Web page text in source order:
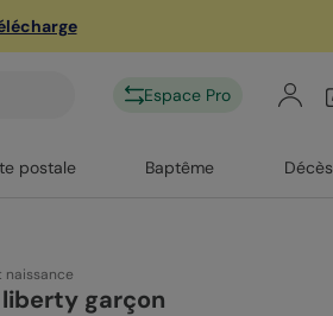
Espace Pro
postale Baptême Décès
naissance
garçon